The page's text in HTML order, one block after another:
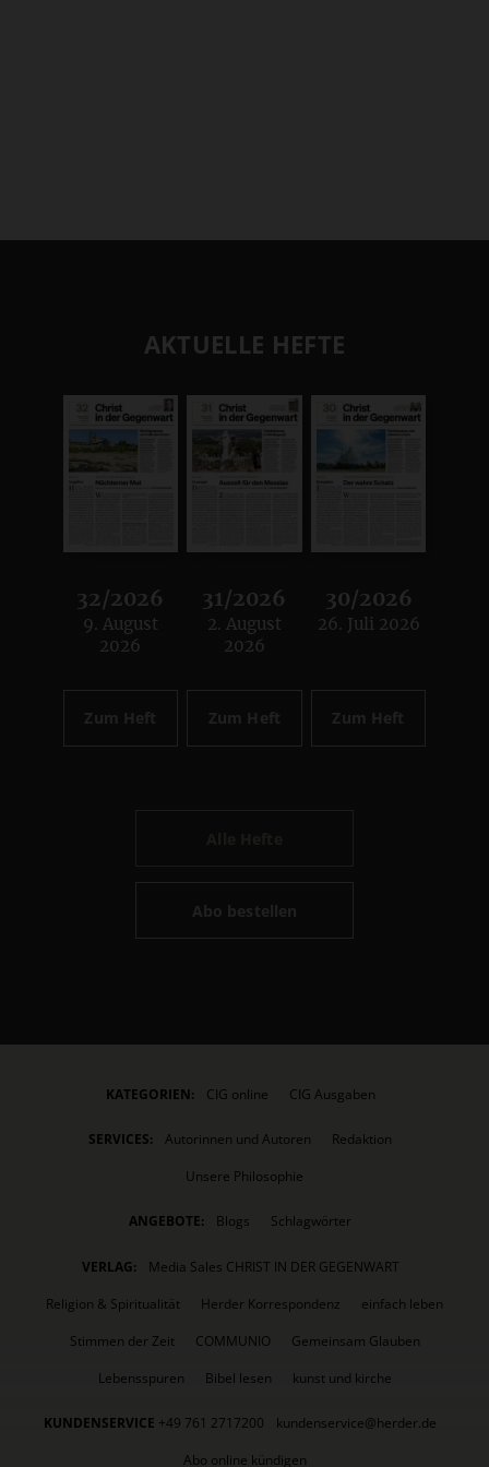
AKTUELLE HEFTE
32/2026
:
9. August
2026
Zum Heft
31/2026
:
2. August
2026
Zum Heft
30/2026
:
26. Juli 2026
Zum Heft
Abo bestellen
KATEGORIEN: CIG online CIG Ausgaben
SERVICES: Autorinnen und Autoren
Redaktion
Unsere Philosophie
ANGEBOTE: Blogs Schlagwörter
VERLAG:
Media Sales CHRIST IN DER GEGENWART
Religion & Spiritualität
Herder Korrespondenz
einfach leben
Stimmen der Zeit
COMMUNIO
Gemeinsam Glauben
Lebensspuren
Bibel lesen kunst und kirche
KUNDENSERVICE +49 761 2717200
kundenservice@herder.de
Abo online kündigen